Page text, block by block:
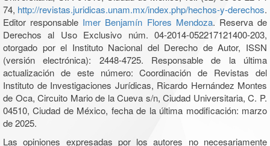
74, http://revistas.juridicas.unam.mx/index.php/hechos-y-derechos.
Editor responsable Imer Benjamín Flores Mendoza. Reserva de
Derechos al Uso Exclusivo núm. 04-2014-052217121400-203,
otorgado por el Instituto Nacional del Derecho de Autor, ISSN
(versión electrónica): 2448-4725. Responsable de la última
actualización de este número: Coordinación de Revistas del
Instituto de Investigaciones Jurídicas, Ricardo Hernández Montes
de Oca, Circuito Mario de la Cueva s/n, Ciudad Universitaria, C. P.
04510, Ciudad de México, fecha de la última modificación: marzo
de 2025.
Las opiniones expresadas por los autores no necesariamente